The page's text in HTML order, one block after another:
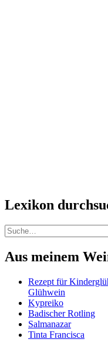
Lexikon
Suche
Aus meinem
Rezept für
Glühwein
Kypreiko
Badischer Rotling
Salmanazar
Tinta Francisca